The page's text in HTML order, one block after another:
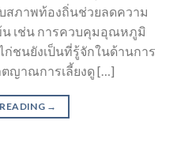
สภาพท้องถิ่นช่วยลดความ
น เช่น การควบคุมอุณหภูมิ
ก่ชนยังเป็นที่รู้จักในด้านการ
ญาณการเลี้ยงดู […]
→